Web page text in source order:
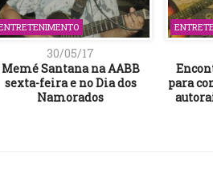
30/05/17
Memé Santana na AABB
sexta-feira e no Dia dos
Namorados
para